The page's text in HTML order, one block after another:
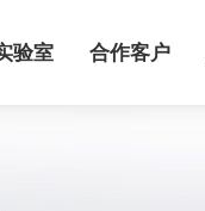
验室 合作客户